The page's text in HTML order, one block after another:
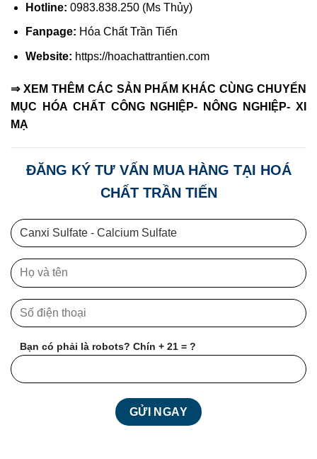
Hotline: 0983.838.250 (Ms Thủy)
Fanpage: Hóa Chất Trần Tiến
Website: https://hoachattrantien.com
⇒ XEM THÊM CÁC SẢN PHẨM KHÁC CÙNG CHUYỂN
MỤC HÓA CHẤT CÔNG NGHIỆP- NÔNG NGHIỆP- XI
MẠ
ĐĂNG KÝ TƯ VẤN MUA HÀNG TẠI HOÁ
CHẤT TRẦN TIẾN
Bạn có phải là robots? Chín + 21 = ?